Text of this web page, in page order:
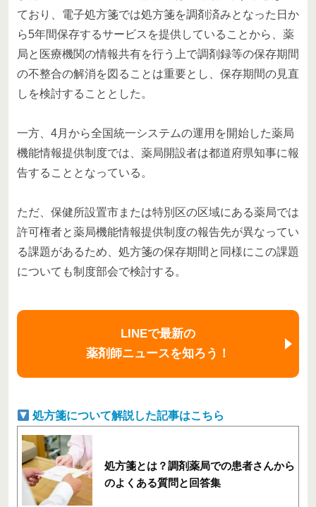
ており、電子処方箋では処方箋を調剤済みとなった日か
ら5年間保存するサービスを提供していることから、薬
局と医療機関の情報共有を行う上で調剤録等の保存期間
の不整合の解消を図ることは重要とし、保存期間の見直
しを検討することとした。
一方、4月から全国統一システムの運用を開始した薬局
機能情報提供制度では、薬局開設者は都道府県知事に報
告することとなっている。
ただ、保健所設置市または特別区の区域にある薬局では
許可権者と薬局機能情報提供制度の報告先が異なってい
る課題があるため、処方箋の保存期間と同様にこの課題
についても制度部会で検討する。
LINEで最新の
薬剤師ニュースを知ろう！
処方箋について解説した記事はこちら
処方箋とは？調剤薬局での患者さんから
のよくある質問と回答集